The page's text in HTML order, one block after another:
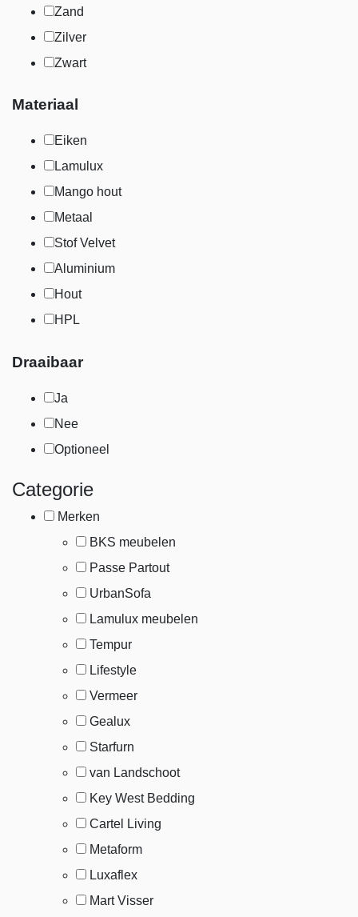
Zand
Zilver
Zwart
Materiaal
Eiken
Lamulux
Mango hout
Metaal
Stof Velvet
Aluminium
Hout
HPL
Draaibaar
Ja
Nee
Optioneel
Categorie
Merken
BKS meubelen
Passe Partout
UrbanSofa
Lamulux meubelen
Tempur
Lifestyle
Vermeer
Gealux
Starfurn
van Landschoot
Key West Bedding
Cartel Living
Metaform
Luxaflex
Mart Visser